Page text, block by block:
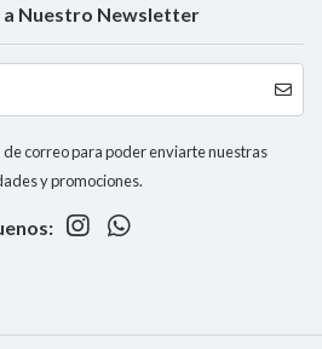
a Nuestro Newsletter
de correo para poder enviarte nuestras
y promociones.